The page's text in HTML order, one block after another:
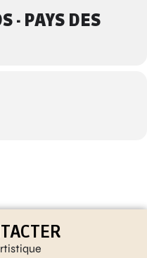
- PAYS DES